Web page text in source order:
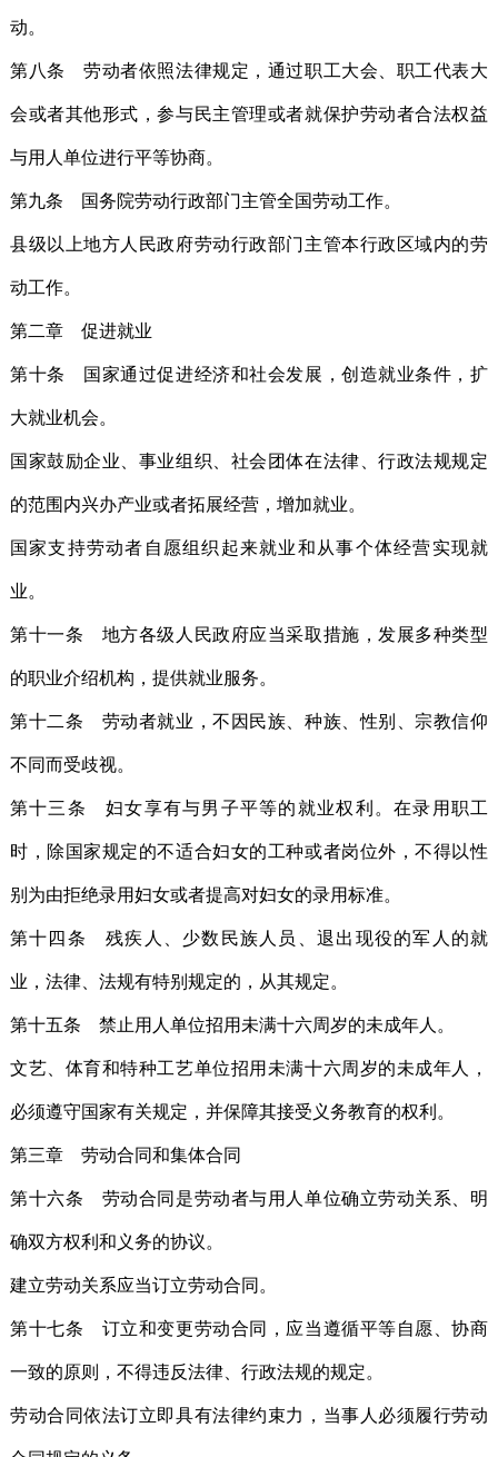
动。
第八条 劳动者依照法律规定，通过职工大会、职工代表大
会或者其他形式，参与民主管理或者就保护劳动者合法权益
与用人单位进行平等协商。
第九条 国务院劳动行政部门主管全国劳动工作。
县级以上地方人民政府劳动行政部门主管本行政区域内的劳
动工作。
第二章 促进就业
第十条 国家通过促进经济和社会发展，创造就业条件，扩
大就业机会。
国家鼓励企业、事业组织、社会团体在法律、行政法规规定
的范围内兴办产业或者拓展经营，增加就业。
国家支持劳动者自愿组织起来就业和从事个体经营实现就
业。
第十一条 地方各级人民政府应当采取措施，发展多种类型
的职业介绍机构，提供就业服务。
第十二条 劳动者就业，不因民族、种族、性别、宗教信仰
不同而受歧视。
第十三条 妇女享有与男子平等的就业权利。在录用职工
时，除国家规定的不适合妇女的工种或者岗位外，不得以性
别为由拒绝录用妇女或者提高对妇女的录用标准。
第十四条 残疾人、少数民族人员、退出现役的军人的就
业，法律、法规有特别规定的，从其规定。
第十五条 禁止用人单位招用未满十六周岁的未成年人。
文艺、体育和特种工艺单位招用未满十六周岁的未成年人，
必须遵守国家有关规定，并保障其接受义务教育的权利。
第三章 劳动合同和集体合同
第十六条 劳动合同是劳动者与用人单位确立劳动关系、明
确双方权利和义务的协议。
建立劳动关系应当订立劳动合同。
第十七条 订立和变更劳动合同，应当遵循平等自愿、协商
一致的原则，不得违反法律、行政法规的规定。
劳动合同依法订立即具有法律约束力，当事人必须履行劳动